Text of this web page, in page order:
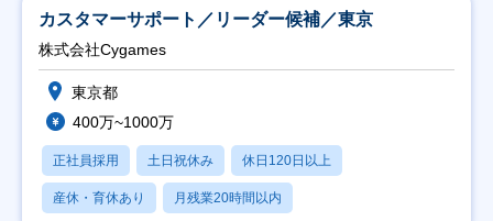
カスタマーサポート／リーダー候補／東京
株式会社Cygames
東京都
400万~1000万
正社員採用 土日祝休み 休日120日以上
産休・育休あり 月残業20時間以内